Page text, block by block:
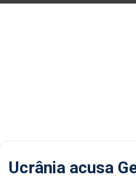
Ucrânia acusa